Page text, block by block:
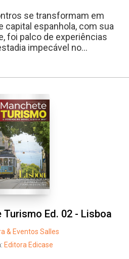
se transformam em
capital espanhola, com sua
foi palco de experiências
impecável no...
Ed. 02 - Lisboa
& Eventos Salles
Editora Edicase
Twitter E-mail